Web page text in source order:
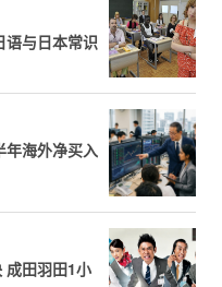
语与日本常识
年海外净买入
成田羽田1小